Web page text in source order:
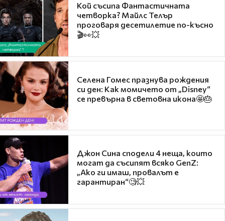
Кой съсипа Фантастичната
четворка? Майлс Телър
проговаря десетилетие по-късно
🎬👀💥
Селена Гомес празнува рождения
си ден: Как момичето от „Disney“
се превърна в световна икона🤩🎂
Джон Сина сподели 4 неща, които
могат да съсипят всяко GenZ:
„Ако ги имаш, провалът е
гарантиран“🧐💥